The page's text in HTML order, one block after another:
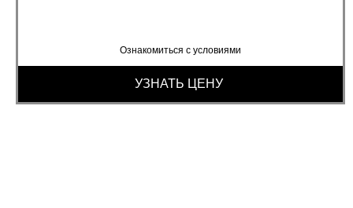
Ознакомиться с условиями
УЗНАТЬ ЦЕНУ